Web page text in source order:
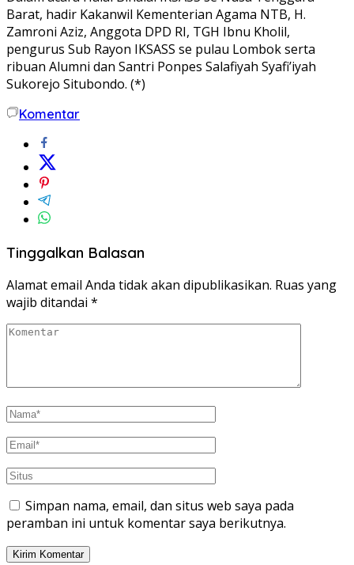
Barat, hadir Kakanwil Kementerian Agama NTB, H.
Zamroni Aziz, Anggota DPD RI, TGH Ibnu Kholil,
pengurus Sub Rayon IKSASS se pulau Lombok serta
ribuan Alumni dan Santri Ponpes Salafiyah Syafi’iyah
Sukorejo Situbondo. (*)
Komentar
Tinggalkan Balasan
Alamat email Anda tidak akan dipublikasikan. Ruas yang
wajib ditandai *
Simpan nama, email, dan situs web saya pada
peramban ini untuk komentar saya berikutnya.